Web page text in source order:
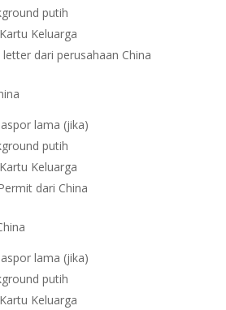
putih
Keluarga
dari perusahaan China
lama (jika)
putih
Keluarga
dari China
lama (jika)
putih
Keluarga